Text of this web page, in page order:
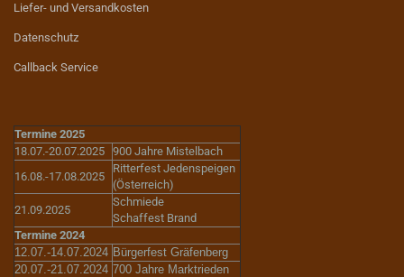
Liefer- und Versandkosten
Datenschutz
Callback Service
Termine 2025
18.07.-20.07.2025 900 Jahre Mistelbach
16.08.-17.08.2025
Ritterfest Jedenspeigen
(Österreich)
21.09.2025
Schmiede
Schaffest Brand
Termine 2024
12.07.-14.07.2024 Bürgerfest Gräfenberg
20.07.-21.07.2024 700 Jahre Marktrieden